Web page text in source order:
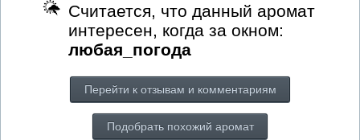
Считается, что данный аромат
интересен, когда за окном:
любая_погода
Перейти к отзывам и комментариям
Подобрать похожий аромат